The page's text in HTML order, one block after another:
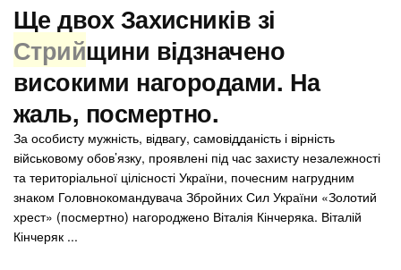
Ще двох Захисників зі
Стрийщини відзначено
високими нагородами. На
жаль, посмертно.
За особисту мужність, відвагу, самовідданість і вірність
військовому обов’язку, проявлені під час захисту незалежності
та територіальної цілісності України, почесним нагрудним
знаком Головнокомандувача Збройних Сил України «Золотий
хрест» (посмертно) нагороджено Віталія Кінчеряка. Віталій
Кінчеряк ...